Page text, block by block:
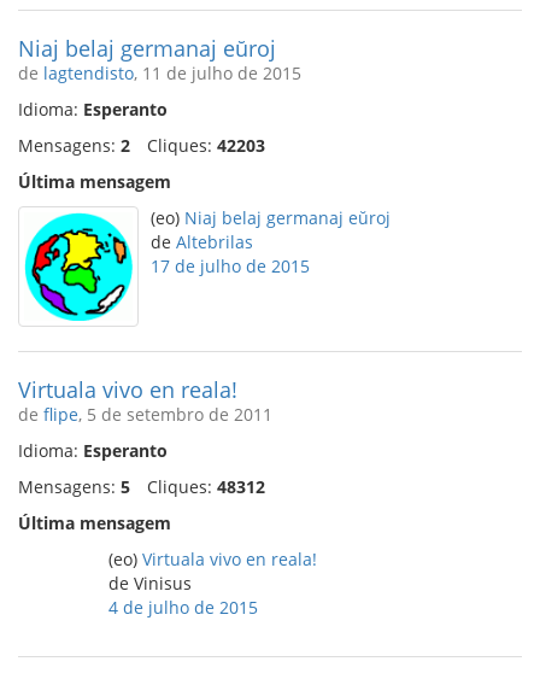
Niaj belaj germanaj eŭroj
de lagtendisto, 11 de julho de 2015
Idioma: Esperanto
Mensagens: 2 Cliques: 42203
Última mensagem
(eo) Niaj belaj germanaj eŭroj
de Altebrilas
17 de julho de 2015
Virtuala vivo en reala!
de flipe, 5 de setembro de 2011
Idioma: Esperanto
Mensagens: 5 Cliques: 48312
Última mensagem
(eo) Virtuala vivo en reala!
de Vinisus
4 de julho de 2015